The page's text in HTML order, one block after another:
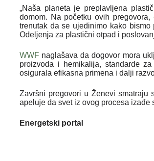
„Naša planeta je preplavljena
domom. Na početku ovih
trenutak da se ujedinimo kako
Odeljenja za plastični otpad i
WWF naglašava da dogovor mora
proizvoda i hemikalija, standarde
osigurala efikasna primena i dalji
Završni pregovori u Ženevi smatraju
apeluje da svet iz ovog procesa
Energetski portal